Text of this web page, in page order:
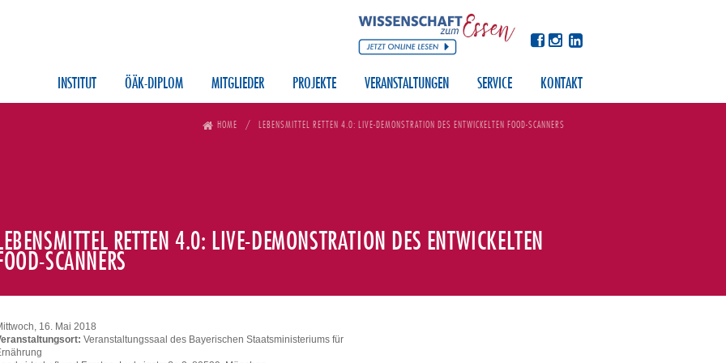
INSTITUT ÖÄK-DIPLOM MITGLIEDER PROJEKTE VERANSTALTUNGEN SERVICE KONTAKT
HOME LEBENSMITTEL RETTEN 4.0: LIVE-DEMONSTRATION DES ENTWICKELTEN FOOD-SCANNERS
RETTEN 4.0: LIVE-DEMONSTRATION DES ENTWICKELTEN
SCANNERS
16. Mai 2018
Veranstaltungssaal des Bayerischen Staatsministeriums für